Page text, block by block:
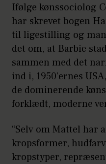
Ifølge kønssociolog
har skrevet bogen
til ligestilling og
det om, at Barbie
sammen med det
ind i, 1950’ernes
de dominerende
forklædt, moderne
“Selv om Mattel har
kropsformer,
kropstyper,